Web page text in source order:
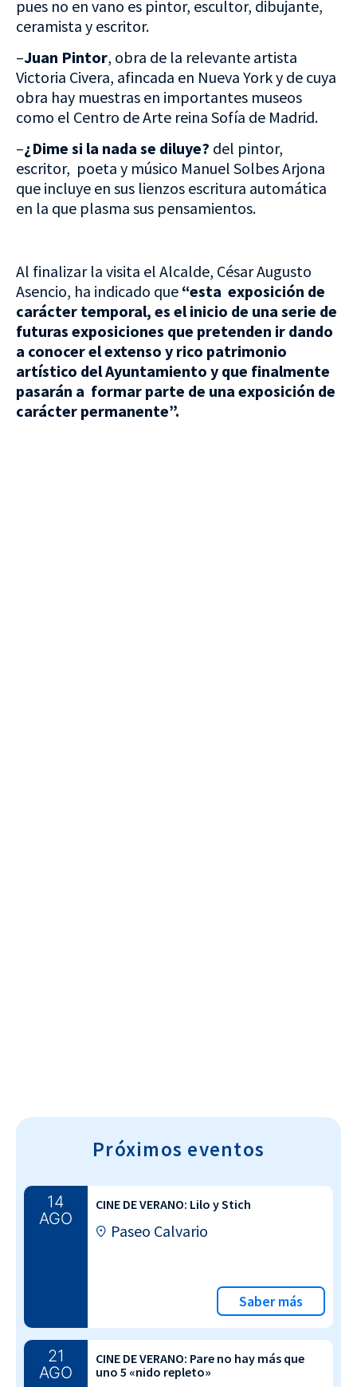
pues no en vano es pintor, escultor, dibujante,
ceramista y escritor.
–Juan Pintor, obra de la relevante artista
Victoria Civera, afincada en Nueva York y de cuya
obra hay muestras en importantes museos
como el Centro de Arte reina Sofía de Madrid.
–¿Dime si la nada se diluye? del pintor,
escritor, poeta y músico Manuel Solbes Arjona
que incluye en sus lienzos escritura automática
en la que plasma sus pensamientos.
Al finalizar la visita el Alcalde, César Augusto
Asencio, ha indicado que “esta exposición de
carácter temporal, es el inicio de una serie de
futuras exposiciones que pretenden ir dando
a conocer el extenso y rico patrimonio
artístico del Ayuntamiento y que finalmente
pasarán a formar parte de una exposición de
carácter permanente”.
Próximos eventos
14
AGO
CINE DE VERANO: Lilo y Stich
Paseo Calvario
Saber más
21
AGO
CINE DE VERANO: Pare no hay más que
uno 5 «nido repleto»